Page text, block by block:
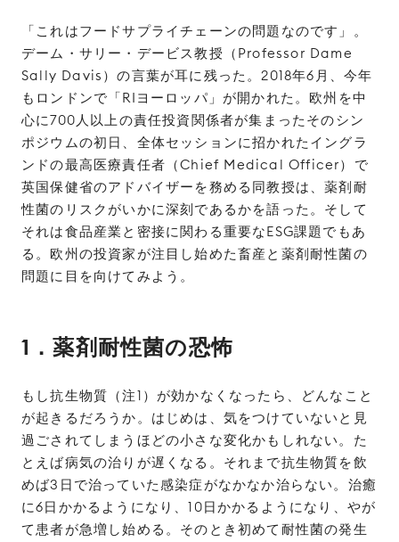
「これはフードサプライチェーンの問題なのです」。
デーム・サリー・デービス教授（Professor Dame
Sally Davis）の言葉が耳に残った。2018年6月、今年
もロンドンで「RIヨーロッパ」が開かれた。欧州を中
心に700人以上の責任投資関係者が集まったそのシン
ポジウムの初日、全体セッションに招かれたイングラ
ンドの最高医療責任者（Chief Medical Officer）で
英国保健省のアドバイザーを務める同教授は、薬剤耐
性菌のリスクがいかに深刻であるかを語った。そして
それは食品産業と密接に関わる重要なESG課題でもあ
る。欧州の投資家が注目し始めた畜産と薬剤耐性菌の
問題に目を向けてみよう。
1．薬剤耐性菌の恐怖
もし抗生物質（注1）が効かなくなったら、どんなこと
が起きるだろうか。はじめは、気をつけていないと見
過ごされてしまうほどの小さな変化かもしれない。た
とえば病気の治りが遅くなる。それまで抗生物質を飲
めば3日で治っていた感染症がなかなか治らない。治癒
に6日かかるようになり、10日かかるようになり、やが
て患者が急増し始める。そのとき初めて耐性菌の発生